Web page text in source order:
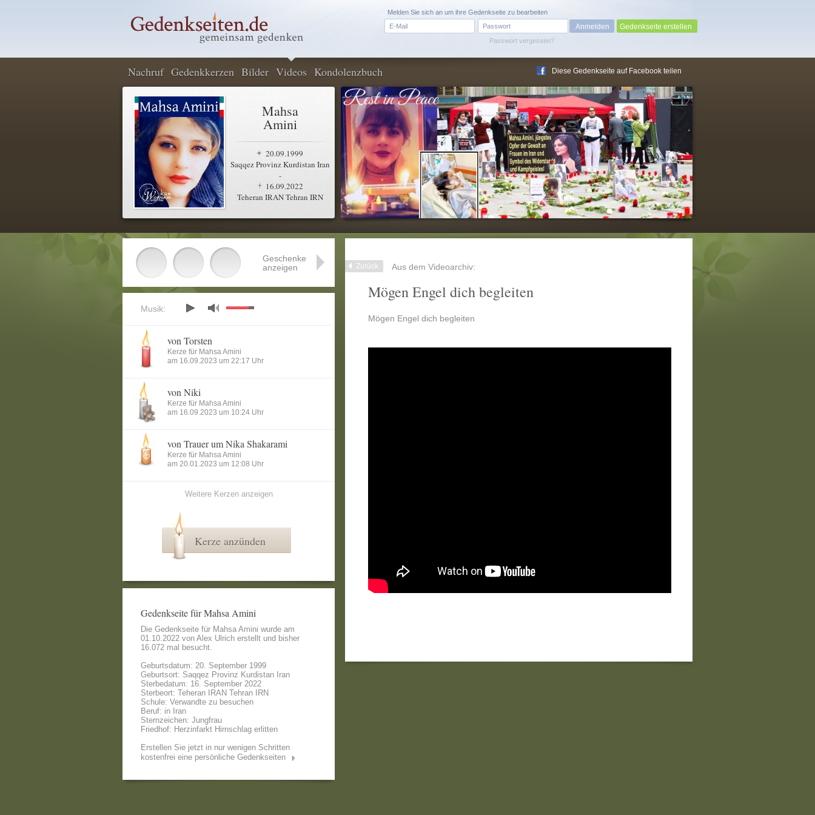
Passwort vergessen?
Melden Sie sich an um ihre Gedenkseite zu bearbeiten
Gedenkseite erstellen
Nachruf Gedenkkerzen Bilder Videos Kondolenzbuch Diese Gedenkseite auf Facebook teilen
Mahsa
Amini
20.09.1999
Saqqez Provinz Kurdistan Iran
-
16.09.2022
Teheran IRAN Tehran IRN
Zurück Aus dem Videoarchiv:
Mögen Engel dich begleiten
Mögen Engel dich begleiten
Geschenke
anzeigen
Musik:
von Torsten
Kerze für Mahsa Amini
am 16.09.2023 um 22:17 Uhr
von Niki
Kerze für Mahsa Amini
am 16.09.2023 um 10:24 Uhr
von Trauer um Nika Shakarami
Kerze für Mahsa Amini
am 20.01.2023 um 12:08 Uhr
Weitere Kerzen anzeigen
Kerze anzünden
Gedenkseite für Mahsa Amini
Die Gedenkseite für Mahsa Amini wurde am
01.10.2022 von Alex Ulrich erstellt und bisher
16.072 mal besucht.
Geburtsdatum: 20. September 1999
Geburtsort: Saqqez Provinz Kurdistan Iran
Sterbedatum: 16. September 2022
Sterbeort: Teheran IRAN Tehran IRN
Schule: Verwandte zu besuchen
Beruf: in Iran
Sternzeichen: Jungfrau
Friedhof: Herzinfarkt Hirnschlag erlitten
Erstellen Sie jetzt in nur wenigen Schritten
kostenfrei eine persönliche Gedenkseiten